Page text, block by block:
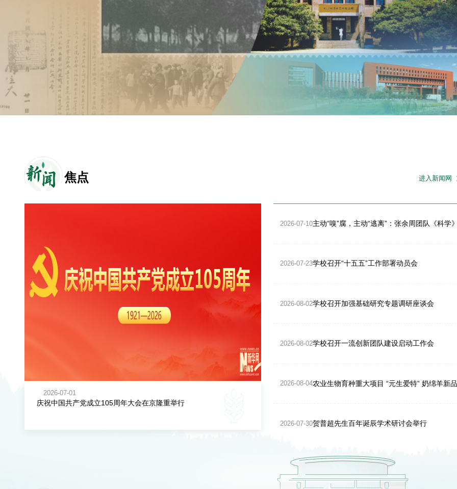
新闻 焦点 进入新闻网
2026-07-01
庆祝中国共产党成立105周年大会在京隆重举行
2026-07-10主动“嗅”腐，主动“逃离”：张余周团队《科
2026-07-23学校召开“十五五”工作部署动员会
2026-08-02学校召开加强基础研究专题调研座谈会
2026-08-02学校召开一流创新团队建设启动工作会
2026-08-04农业生物育种重大项目 “元生爱特” 奶绵羊新
2026-07-30贺普超先生百年诞辰学术研讨会举行